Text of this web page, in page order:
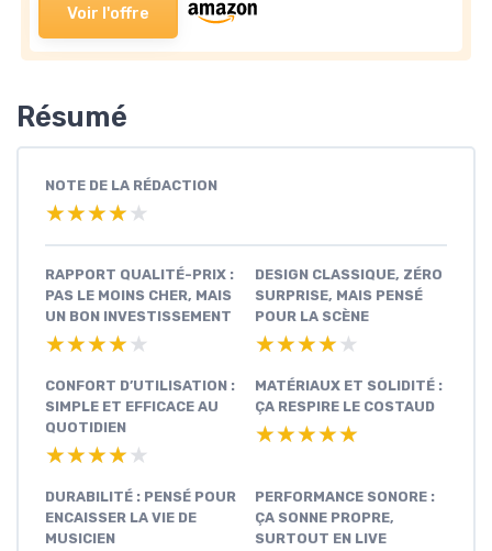
Voir l'offre
Résumé
NOTE DE LA RÉDACTION
★★★★★
★★★★★
RAPPORT QUALITÉ-PRIX :
PAS LE MOINS CHER, MAIS
UN BON INVESTISSEMENT
★★★★★
★★★★★
DESIGN CLASSIQUE, ZÉRO
SURPRISE, MAIS PENSÉ
POUR LA SCÈNE
★★★★★
★★★★★
CONFORT D’UTILISATION :
SIMPLE ET EFFICACE AU
QUOTIDIEN
★★★★★
★★★★★
MATÉRIAUX ET SOLIDITÉ :
ÇA RESPIRE LE COSTAUD
★★★★★
★★★★★
DURABILITÉ : PENSÉ POUR
ENCAISSER LA VIE DE
MUSICIEN
PERFORMANCE SONORE :
ÇA SONNE PROPRE,
SURTOUT EN LIVE